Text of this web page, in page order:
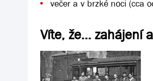
večer a v brzké noci (cca
Víte, že… zahájení